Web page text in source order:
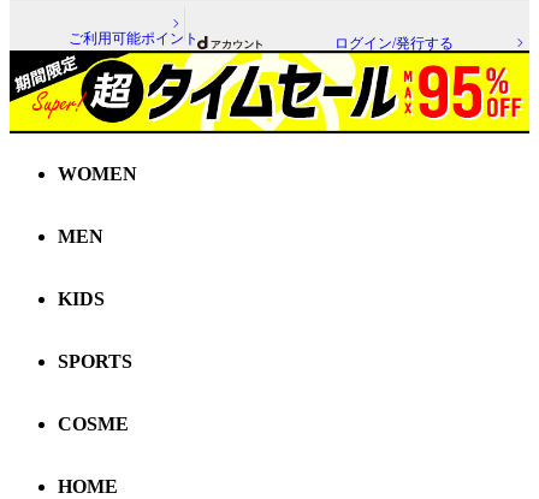
ご利用可能ポイント ログイン/発行する
WOMEN
MEN
KIDS
SPORTS
COSME
HOME